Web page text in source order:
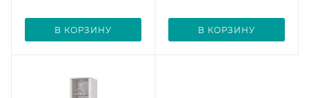
В КОРЗИНУ В КОРЗИНУ